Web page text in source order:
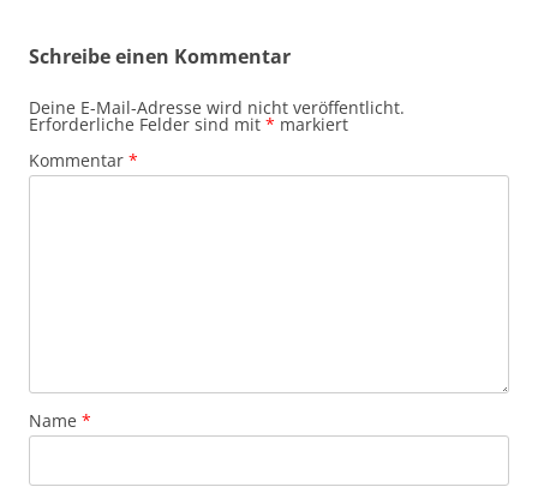
Schreibe einen Kommentar
Deine E-Mail-Adresse wird nicht veröffentlicht.
Erforderliche Felder sind mit * markiert
Kommentar *
Name *